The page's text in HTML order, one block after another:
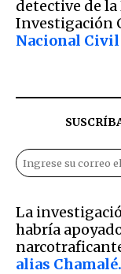
detective de
Investigación
Nacional Civil
La
habría
alias Chamalé.